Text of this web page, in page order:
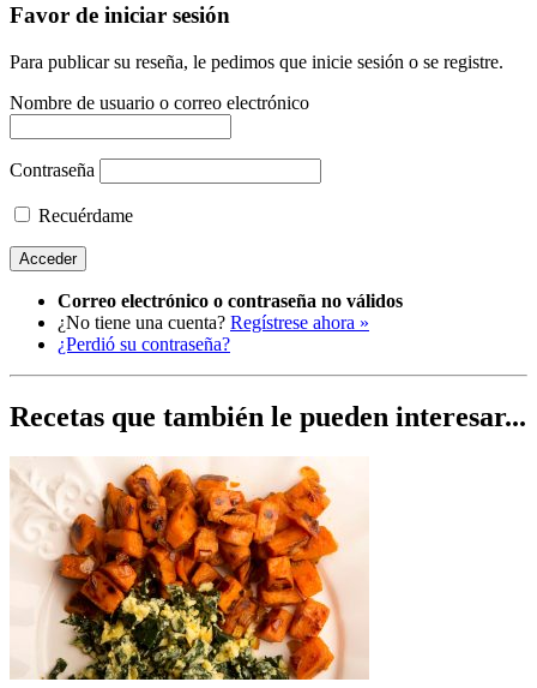
Favor de iniciar sesión
Para publicar su reseña, le pedimos que inicie sesión o se registre.
Nombre de usuario o correo electrónico
Contraseña
Recuérdame
Correo electrónico o contraseña no válidos
¿No tiene una cuenta? Regístrese ahora »
¿Perdió su contraseña?
Recetas que también le pueden interesar...